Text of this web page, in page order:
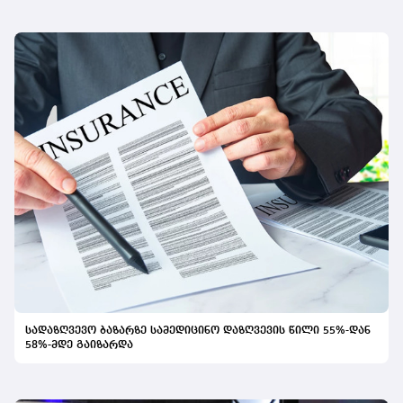
სადაზღვევო ბაზარზე სამედიცინო დაზღვევის წილი 55%-დან
58%-მდე გაიზარდა